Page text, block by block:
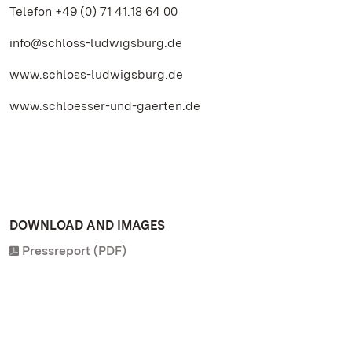
Telefon +49 (0) 71 41.18 64 00
info@schloss-ludwigsburg.de
www.schloss-ludwigsburg.de
www.schloesser-und-gaerten.de
DOWNLOAD AND IMAGES
Pressreport (PDF)